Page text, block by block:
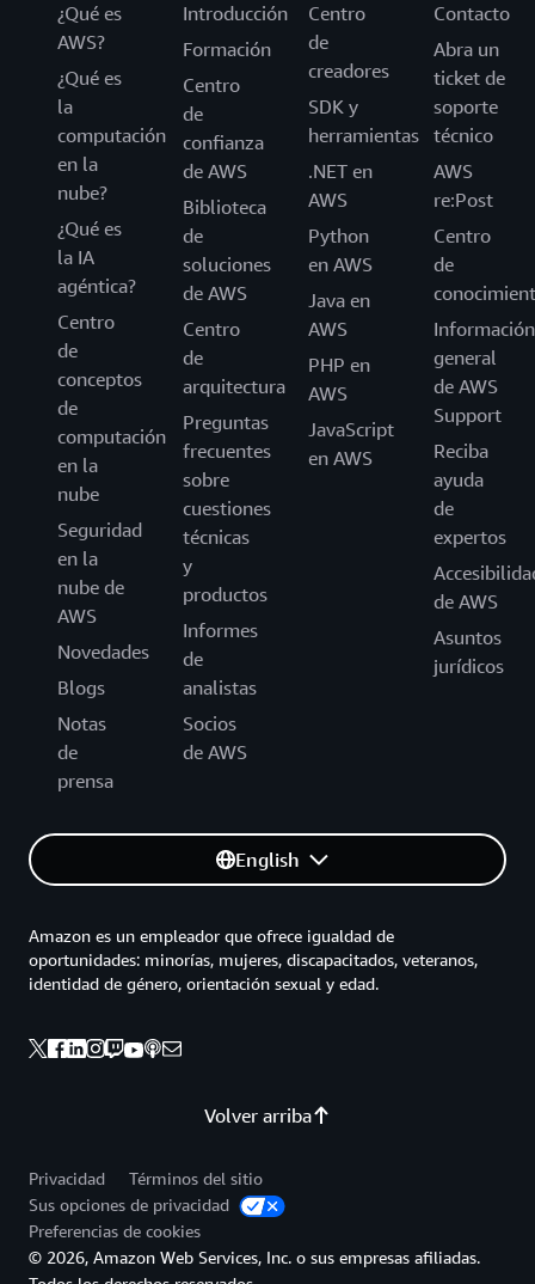
¿Qué es
AWS?
¿Qué es
la
computación
en la
nube?
¿Qué es
la IA
agéntica?
Centro
de
conceptos
de
computación
en la
nube
Seguridad
en la
nube de
AWS
Novedades
Blogs
Notas
de
prensa
Introducción
Formación
Centro
de
confianza
de AWS
Biblioteca
de
soluciones
de AWS
Centro
de
arquitectura
Preguntas
frecuentes
sobre
cuestiones
técnicas
y
productos
Informes
de
analistas
Socios
de AWS
Centro
de
creadores
SDK y
herramientas
.NET en
AWS
Python
en AWS
Java en
AWS
PHP en
AWS
JavaScript
en AWS
Contacto
Abra un
ticket de
soporte
técnico
AWS
re:Post
Centro
de
Información
general
de AWS
Support
Reciba
ayuda
de
expertos
de AWS
Asuntos
jurídicos
English
Volver arriba
Amazon es un empleador que ofrece igualdad de
oportunidades: minorías, mujeres, discapacitados, veteranos,
identidad de género, orientación sexual y edad.
Privacidad
Términos del sitio
Sus opciones de privacidad
Preferencias de cookies
© 2026, Amazon Web Services, Inc. o sus empresas afiliadas.